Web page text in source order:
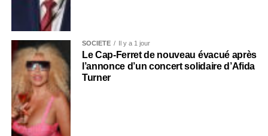
SOCIÉTÉ Il y a 1 jour
Le Cap-Ferret de nouveau évacué après
l’annonce d’un concert solidaire d’Afida
Turner